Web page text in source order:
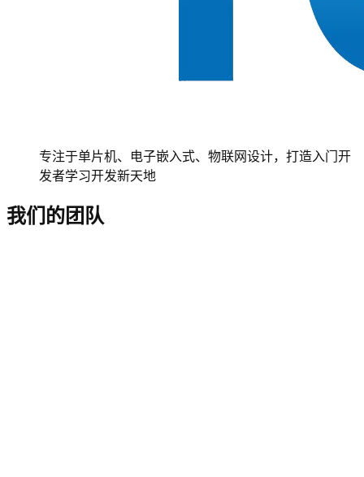
专注于单片机、电子嵌入式、物联网设计，打造入门开
发者学习开发新天地
我们的团队